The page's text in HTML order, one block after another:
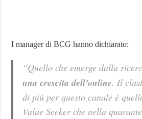
I manager di BCG hanno dichiarato:
“Quello che emerge dalla
una crescita dell’online. Il
di più per questo canale è
Value Seeker che nella